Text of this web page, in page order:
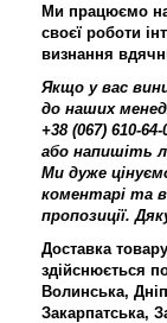
Ми працюємо на
своєї роботи
визнання
Якщо у вас
до наших
+38 (067) 610-
або напишіть
Ми дуже
коментарі та
пропозиції.
Доставка
здійснюється
Волинська,
Закарпатська,